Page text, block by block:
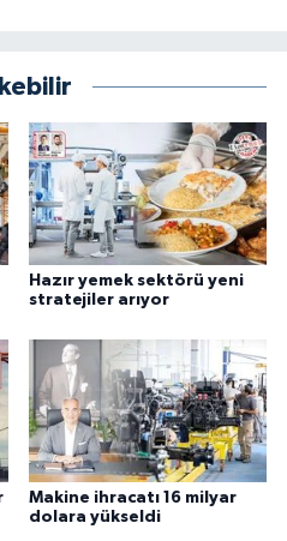
Hazır yemek sektörü yeni
stratejiler arıyor
Makine ihracatı 16 milyar
dolara yükseldi